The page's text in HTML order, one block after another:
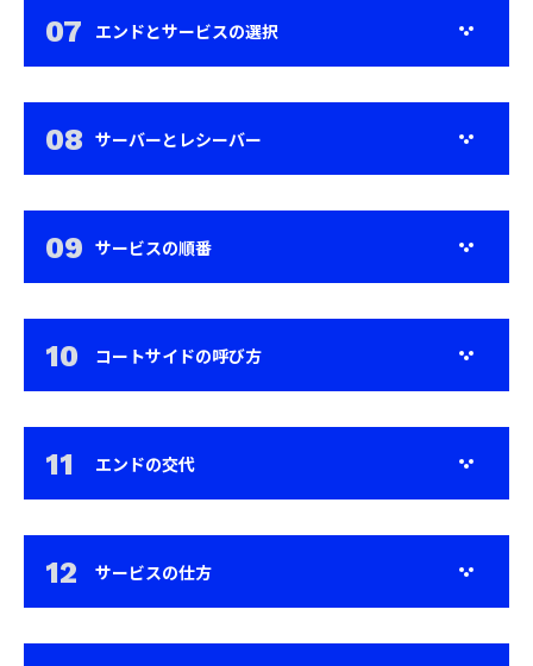
エンドとサービスの選択
サーバーとレシーバー
サービスの順番
コートサイドの呼び方
エンドの交代
サービスの仕方